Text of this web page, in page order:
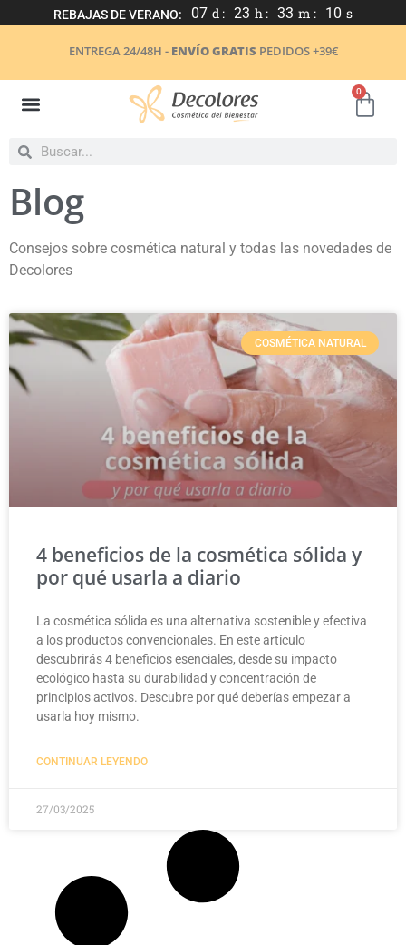
REBAJAS DE VERANO: 07 d : 23 h : 33 m : 09 s
ENTREGA 24/48H - ENVÍO GRATIS PEDIDOS +39€
0
Blog
Consejos sobre cosmética natural y todas las novedades de
Decolores
COSMÉTICA NATURAL
4 beneficios de la cosmética sólida y
por qué usarla a diario
La cosmética sólida es una alternativa sostenible y efectiva
a los productos convencionales. En este artículo
descubrirás 4 beneficios esenciales, desde su impacto
ecológico hasta su durabilidad y concentración de
principios activos. Descubre por qué deberías empezar a
usarla hoy mismo.
CONTINUAR LEYENDO
27/03/2025